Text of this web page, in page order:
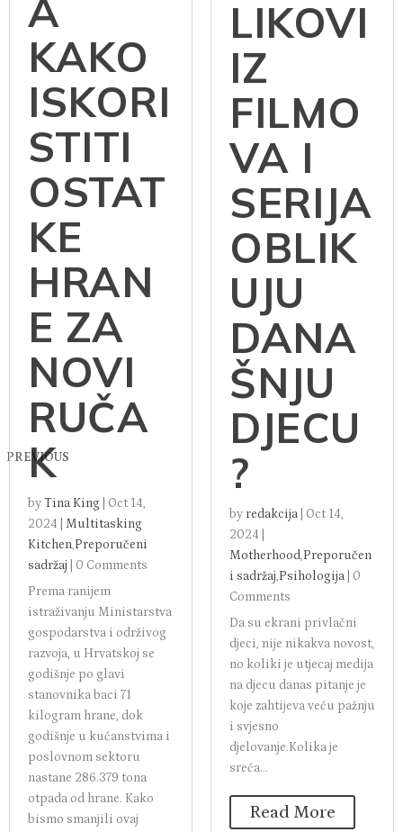
PREVIOUS
A
KAKO
ISKORI
STITI
OSTAT
KE
HRAN
E ZA
NOVI
RUČA
K
byTina King
Oct 14,
2024
Multitasking
Kitchen,Preporučeni
sadržaj
0 Comments
Prema ranijem
istraživanju Ministarstva
gospodarstva i održivog
razvoja, u Hrvatskoj se
godišnje po glavi
stanovnika baci 71
kilogram hrane, dok
godišnje u kućanstvima i
poslovnom sektoru
nastane 286.379 tona
otpada od hrane. Kako
bismo smanjili ovaj
LIKOVI
IZ
FILMO
VA I
SERIJA
OBLIK
UJU
DANA
ŠNJU
DJECU
?
by redakcija
Oct 14,
2024
Motherhood,Preporučen
i sadržaj,Psihologija
0
Comments
Da su ekrani privlačni
djeci, nije nikakva novost,
no koliki je utjecaj medija
na djecu danas pitanje je
koje zahtijeva veću pažnju
i svjesno
djelovanje.Kolika je
sreća...
Read More